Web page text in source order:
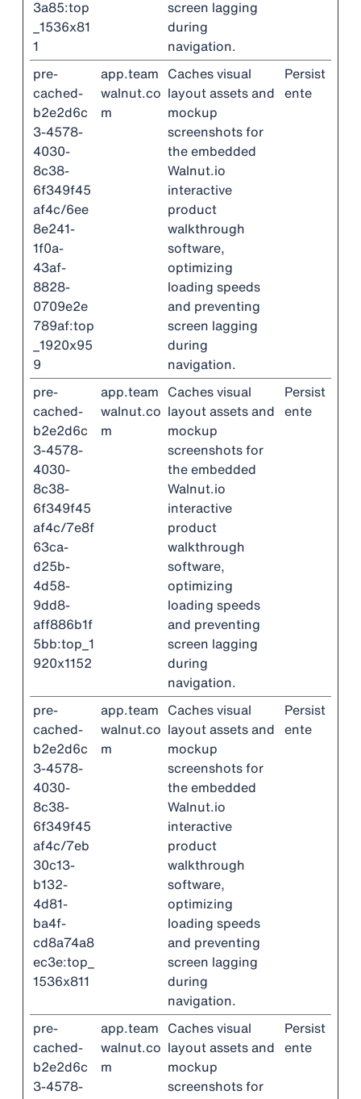
3a85:top
_1536x81
1
screen lagging
during
navigation.
pre-
cached-
b2e2d6c
3-4578-
4030-
8c38-
6f349f45
af4c/6ee
8e241-
1f0a-
43af-
8828-
0709e2e
789af:top
_1920x95
9
app.team
walnut.co
m
Caches visual
layout assets and
mockup
screenshots for
the embedded
Walnut.io
interactive
product
walkthrough
software,
optimizing
loading speeds
and preventing
screen lagging
during
navigation.
Persist
ente
pre-
cached-
b2e2d6c
3-4578-
4030-
8c38-
6f349f45
af4c/7e8f
63ca-
d25b-
4d58-
9dd8-
aff886b1f
5bb:top_1
920x1152
app.team
walnut.co
m
Caches visual
layout assets and
mockup
screenshots for
the embedded
Walnut.io
interactive
product
walkthrough
software,
optimizing
loading speeds
and preventing
screen lagging
during
navigation.
Persist
ente
pre-
cached-
b2e2d6c
3-4578-
4030-
8c38-
6f349f45
af4c/7eb
30c13-
b132-
4d81-
ba4f-
cd8a74a8
ec3e:top_
1536x811
app.team
walnut.co
m
Caches visual
layout assets and
mockup
screenshots for
the embedded
Walnut.io
interactive
product
walkthrough
software,
optimizing
loading speeds
and preventing
screen lagging
during
navigation.
Persist
ente
pre-
cached-
b2e2d6c
3-4578-
app.team
walnut.co
m
Caches visual
layout assets and
mockup
screenshots for
Persist
ente